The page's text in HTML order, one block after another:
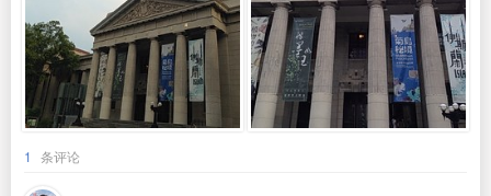
1 条评论